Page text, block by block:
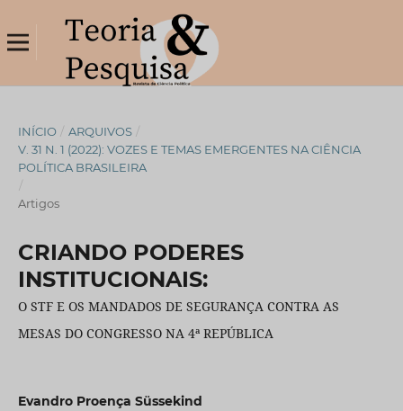
INÍCIO / ARQUIVOS /
V. 31 N. 1 (2022): VOZES E TEMAS EMERGENTES NA CIÊNCIA
POLÍTICA BRASILEIRA
/
Artigos
CRIANDO PODERES
INSTITUCIONAIS:
O STF E OS MANDADOS DE SEGURANÇA CONTRA AS
MESAS DO CONGRESSO NA 4ª REPÚBLICA
Evandro Proença Süssekind